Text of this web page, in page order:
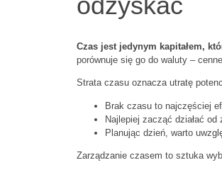
Czas jest jedynym kapitałem,
porównuje się go do waluty –
Strata czasu oznacza utratę
Brak czasu to najczęściej
Najlepiej zacząć działać od
Planując dzień, warto
Zarządzanie czasem to sztuka